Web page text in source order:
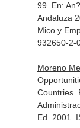
99. En:
Andaluza
Mico y
932650-2-
Moreno
Countries.
Ed. 2001.